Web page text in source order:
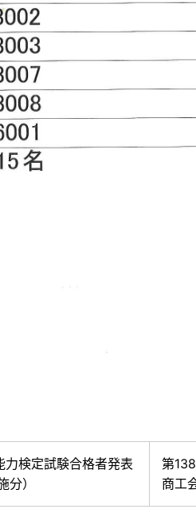
検定試験合格者発表
分）
第
商工